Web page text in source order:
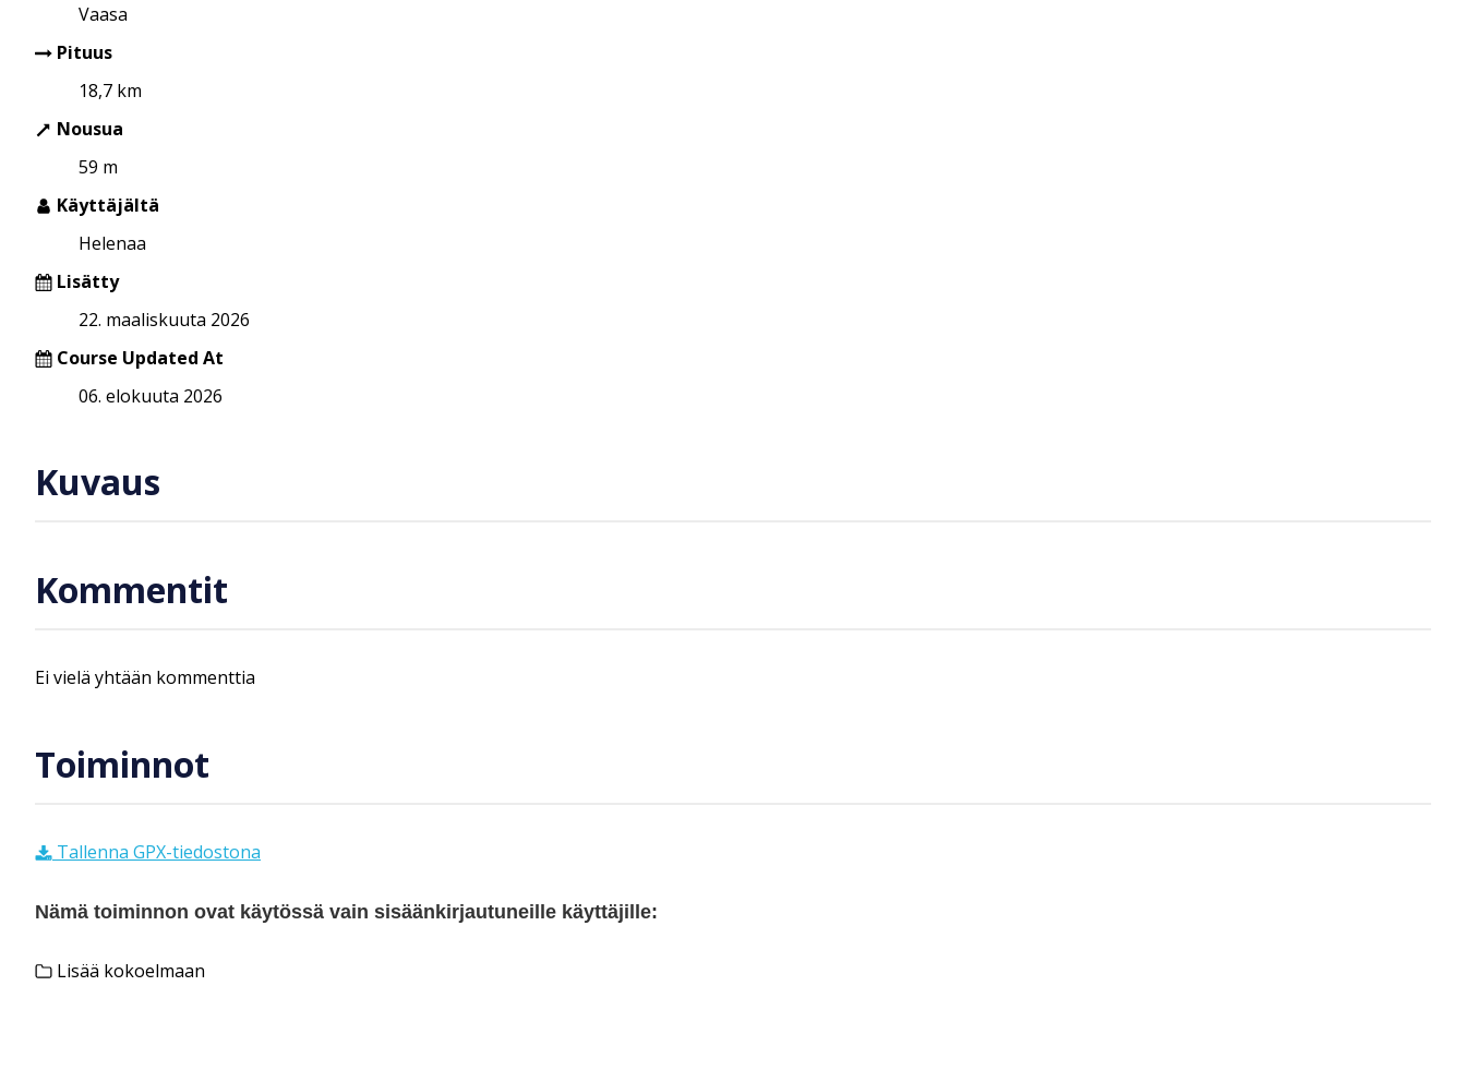
Vaasa
Pituus
18,7 km
Nousua
59 m
Käyttäjältä
Helenaa
Lisätty
22. maaliskuuta 2026
Course Updated At
06. elokuuta 2026
Kuvaus
Kommentit
Ei vielä yhtään kommenttia
Toiminnot
Tallenna GPX-tiedostona
Nämä toiminnon ovat käytössä vain sisäänkirjautuneille käyttäjille:
Lisää kokoelmaan